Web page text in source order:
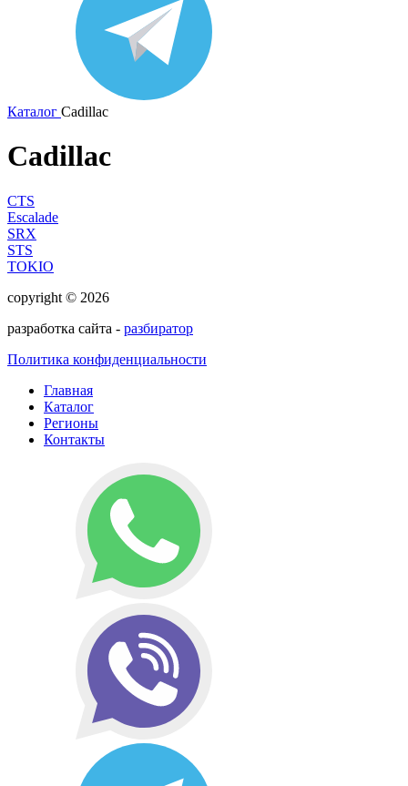
Каталог Cadillac
Cadillac
CTS
Escalade
SRX
STS
TOKIO
copyright © 2026
разработка сайта - разбиратор
Политика конфиденциальности
Главная
Каталог
Регионы
Контакты